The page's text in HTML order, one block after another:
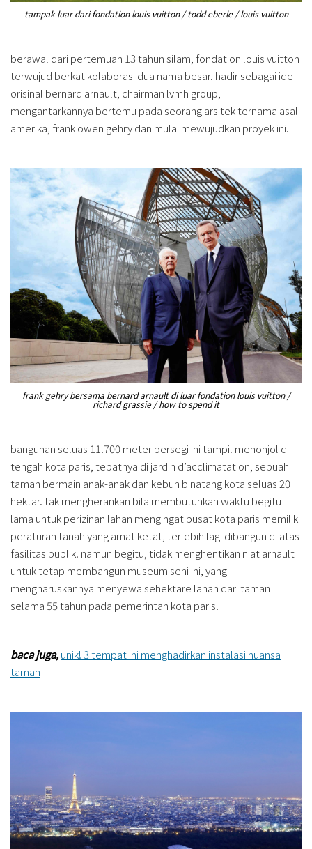
tampak luar dari fondation louis vuitton / todd eberle / louis vuitton
berawal dari pertemuan 13 tahun silam, fondation louis vuitton
terwujud berkat kolaborasi dua nama besar. hadir sebagai ide
orisinal bernard arnault, chairman lvmh group,
mengantarkannya bertemu pada seorang arsitek ternama asal
amerika, frank owen gehry dan mulai mewujudkan proyek ini.
frank gehry bersama bernard arnault di luar fondation louis vuitton /
richard grassie / how to spend it
bangunan seluas 11.700 meter persegi ini tampil menonjol di
tengah kota paris, tepatnya di jardin d’acclimatation, sebuah
taman bermain anak-anak dan kebun binatang kota seluas 20
hektar. tak mengherankan bila membutuhkan waktu begitu
lama untuk perizinan lahan mengingat pusat kota paris memiliki
peraturan tanah yang amat ketat, terlebih lagi dibangun di atas
fasilitas publik. namun begitu, tidak menghentikan niat arnault
untuk tetap membangun museum seni ini, yang
mengharuskannya menyewa sehektare lahan dari taman
selama 55 tahun pada pemerintah kota paris.
baca juga,unik! 3 tempat ini menghadirkan instalasi nuansa
taman